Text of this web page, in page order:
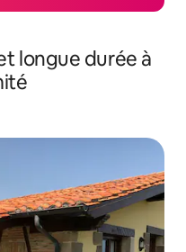
longue durée à
appréciés